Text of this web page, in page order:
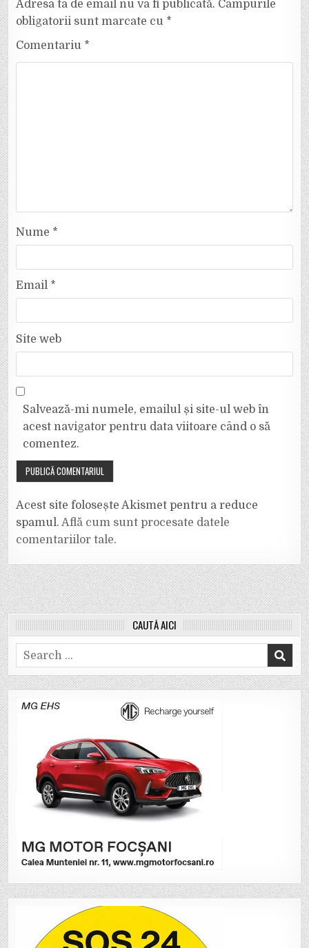
Adresa ta de email nu va fi publicată. Câmpurile
obligatorii sunt marcate cu *
Comentariu *
Nume *
Email *
Site web
Salvează-mi numele, emailul și site-ul web în
acest navigator pentru data viitoare când o să
comentez.
Acest site folosește Akismet pentru a reduce
spamul.Află cum sunt procesate datele
comentariilor tale.
CAUTĂ AICI
Search
for: